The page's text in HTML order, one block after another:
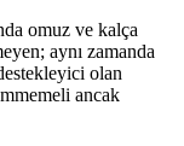
omuz ve kalça
aynı zamanda
olan
ancak